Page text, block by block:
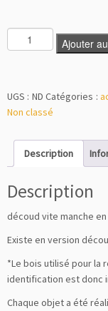
Ajouter
UGS : ND Catégories :
Non classé
Description
Description
découd vite manche
Existe en version
*Le bois utilisé pour la
identification est donc
Chaque objet a été